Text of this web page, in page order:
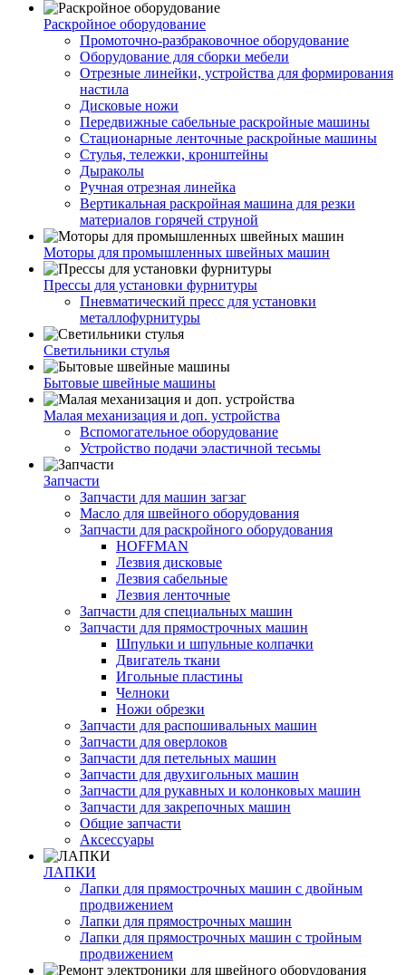
Раскройное оборудование
Промоточно-разбраковочное оборудование
Оборудование для сборки мебели
Отрезные линейки, устройства для формирования
настила
Дисковые ножи
Передвижные сабельные раскройные машины
Стационарные ленточные раскройные машины
Стулья, тележки, кронштейны
Дыраколы
Ручная отрезная линейка
Вертикальная раскройная машина для резки
материалов горячей струной
Моторы для промышленных швейных машин
Прессы для установки фурнитуры
Пневматический пресс для установки
металлофурнитуры
Светильники стулья
Бытовые швейные машины
Малая механизация и доп. устройства
Вспомогательное оборудование
Устройство подачи эластичной тесьмы
Запчасти
Запчасти для машин загзаг
Масло для швейного оборудования
Запчасти для раскройного оборудования
HOFFMAN
Лезвия дисковые
Лезвия сабельные
Лезвия ленточные
Запчасти для специальных машин
Запчасти для прямострочных машин
Шпульки и шпульные колпачки
Двигатель ткани
Игольные пластины
Челноки
Ножи обрезки
Запчасти для распошивальных машин
Запчасти для оверлоков
Запчасти для петельных машин
Запчасти для двухигольных машин
Запчасти для рукавных и колонковых машин
Запчасти для закрепочных машин
Общие запчасти
Аксессуары
ЛАПКИ
Лапки для прямострочных машин с двойным
продвижением
Лапки для прямострочных машин
Лапки для прямострочных машин с тройным
продвижением